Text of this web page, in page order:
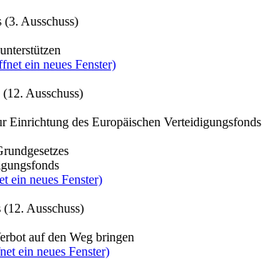
(3. Ausschuss)
ein neues Fenster)
Ausschuss)
Einrichtung des Europäischen Verteidigungsfonds
ein neues Fenster)
(12. Ausschuss)
auf den Weg bringen
ein neues Fenster)